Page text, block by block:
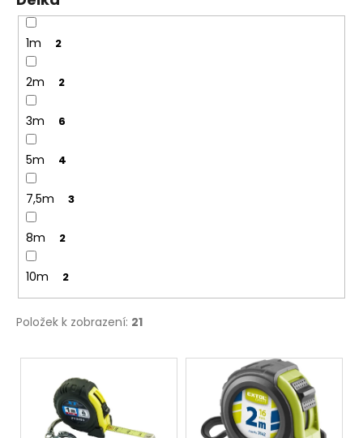
1m 2
2m 2
3m 6
5m 4
7,5m 3
8m 2
10m 2
Položek k zobrazení: 21
V
u
m
NÝT
TRHACÍ
PRŮMĚR
NÝTU
6MM
AL/ST
1,50
Kč